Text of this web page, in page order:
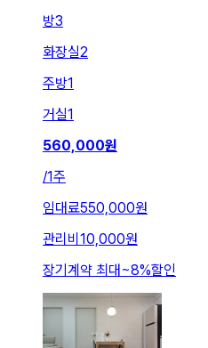
방3
화장실2
주방1
거실1
560,000원
/1주
임대료550,000원
관리비 10,000원
장기계약 최대 ~8%할인